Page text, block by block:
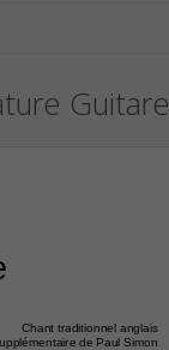
Guitare
Chant traditionnel anglais
de Paul Simon